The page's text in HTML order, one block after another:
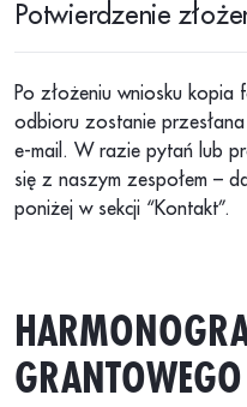
Potwierdzenie
Po złożeniu wniosku
odbioru zostanie
e-mail. W razie pytań lub
się z naszym zespołem –
poniżej w sekcji “Kontakt”.
GRANTOWEGO